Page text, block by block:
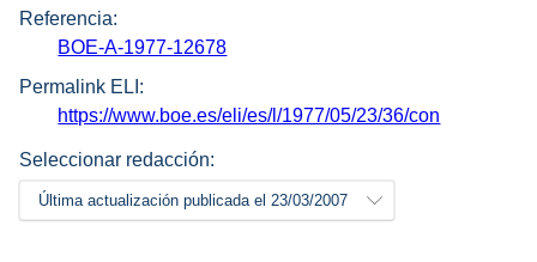
Referencia:
BOE-A-1977-12678
Permalink ELI:
https://www.boe.es/eli/es/l/1977/05/23/36/con
Seleccionar redacción:
Última actualización publicada el 23/03/2007